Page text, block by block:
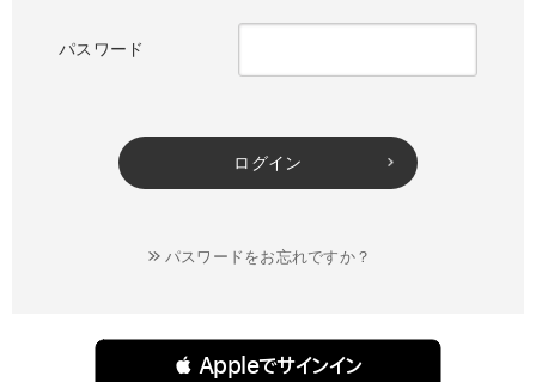
パスワード
ログイン
パスワードをお忘れですか？
 Appleでサインイン